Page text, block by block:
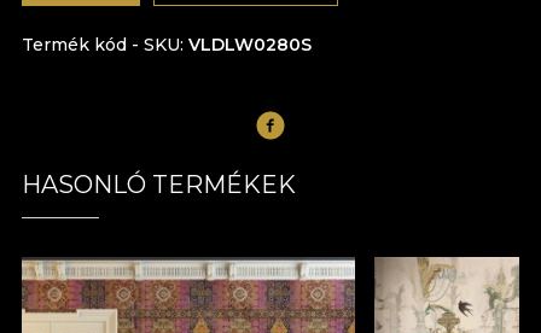
Termék kód - SKU VLDLW0280S
HASONLÓ TERMÉKEK